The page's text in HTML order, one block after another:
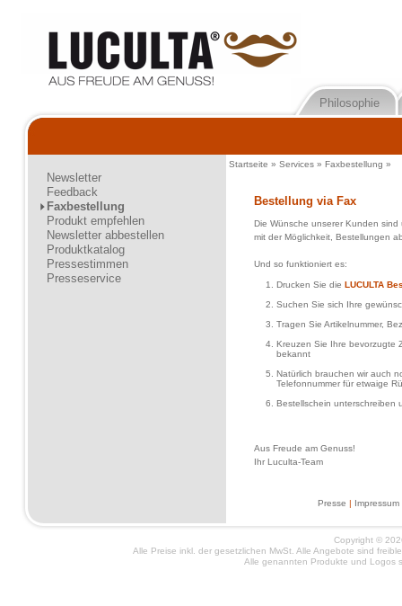
Philosophie
Newsletter
Feedback
Faxbestellung
Produkt empfehlen
Newsletter abbestellen
Produktkatalog
Pressestimmen
Presseservice
Startseite » Services» Faxbestellung »
Bestellung via Fax
Die Wünsche unserer Kunden
mit der Möglichkeit, Bestellungen
Und so funktioniert es:
Drucken Sie die LUCULTA
Suchen Sie sich Ihre
Tragen Sie Artikelnummer,
Kreuzen Sie Ihre bevorzugte
bekannt
Natürlich brauchen wir auch
Telefonnummer für etwaige
Bestellschein
Aus Freude am Genuss!
Ihr Luculta-Team
Presse | Impressum
Copyright ©
Alle Preise inkl. der gesetzlichen MwSt. Alle Angebote sind
Alle genannten Produkte und Logos